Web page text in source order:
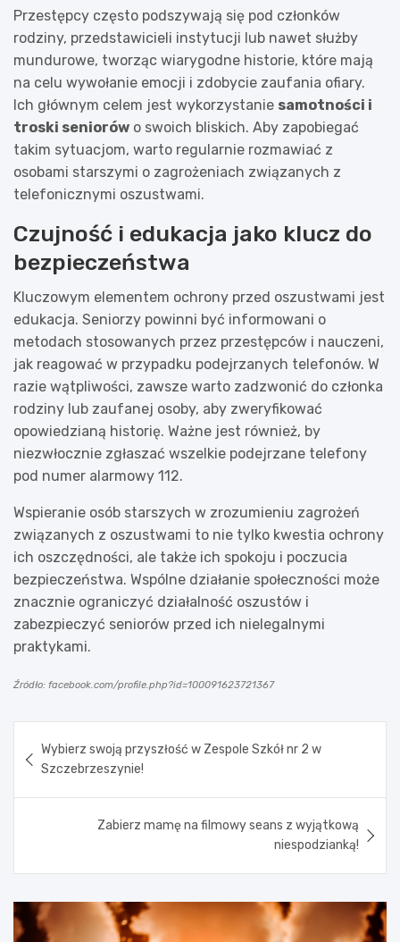
Przestępcy często podszywają się pod członków
rodziny, przedstawicieli instytucji lub nawet służby
mundurowe, tworząc wiarygodne historie, które mają
na celu wywołanie emocji i zdobycie zaufania ofiary.
Ich głównym celem jest wykorzystanie samotności i
troski seniorów o swoich bliskich. Aby zapobiegać
takim sytuacjom, warto regularnie rozmawiać z
osobami starszymi o zagrożeniach związanych z
telefonicznymi oszustwami.
Czujność i edukacja jako klucz do
bezpieczeństwa
Kluczowym elementem ochrony przed oszustwami jest
edukacja. Seniorzy powinni być informowani o
metodach stosowanych przez przestępców i nauczeni,
jak reagować w przypadku podejrzanych telefonów. W
razie wątpliwości, zawsze warto zadzwonić do członka
rodziny lub zaufanej osoby, aby zweryfikować
opowiedzianą historię. Ważne jest również, by
niezwłocznie zgłaszać wszelkie podejrzane telefony
pod numer alarmowy 112.
Wspieranie osób starszych w zrozumieniu zagrożeń
związanych z oszustwami to nie tylko kwestia ochrony
ich oszczędności, ale także ich spokoju i poczucia
bezpieczeństwa. Wspólne działanie społeczności może
znacznie ograniczyć działalność oszustów i
zabezpieczyć seniorów przed ich nielegalnymi
praktykami.
Źródło: facebook.com/profile.php?id=100091623721367
wpisu
Wybierz swoją przyszłość w Zespole Szkół nr 2 w
Szczebrzeszynie!
Zabierz mamę na filmowy seans z wyjątkową
niespodzianką!